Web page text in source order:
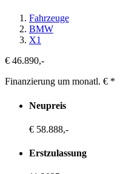
Fahrzeuge
BMW
X1
€ 46.890,-
Finanzierung um monatl. € *
Neupreis
€ 58.888,-
Erstzulassung